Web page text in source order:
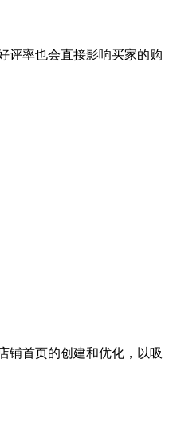
评率也会直接影响买家的购
铺首页的创建和优化，以吸